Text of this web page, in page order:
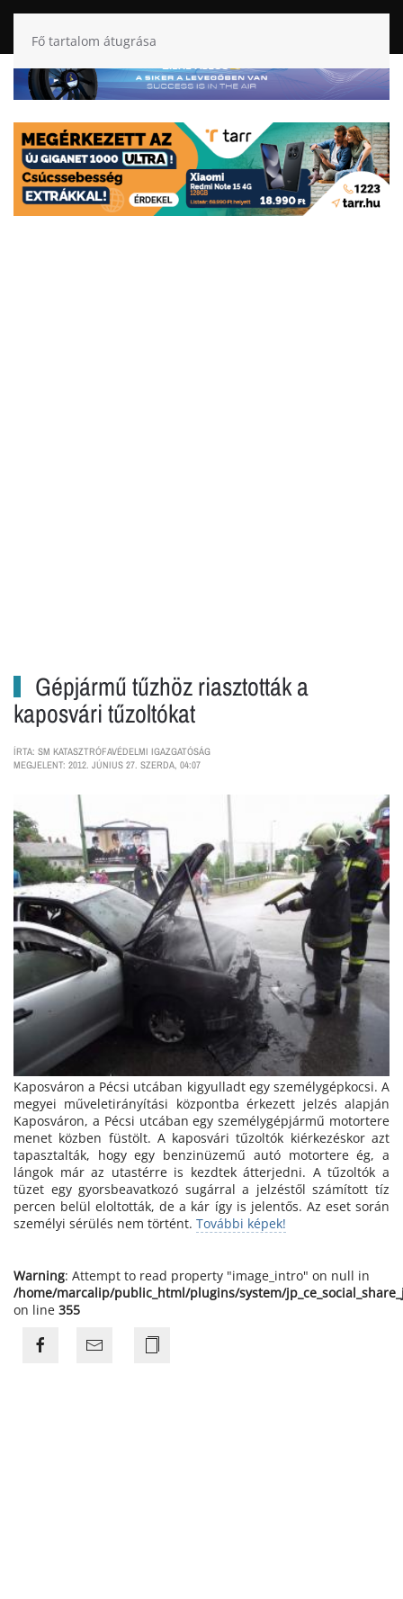
Fő tartalom átugrása
Gépjármű tűzhöz riasztották a
kaposvári tűzoltókat
ÍRTA: SM KATASZTRÓFAVÉDELMI IGAZGATÓSÁG
MEGJELENT: 2012. JÚNIUS 27. SZERDA, 04:07
Kaposváron a Pécsi utcában kigyulladt egy személygépkocsi. A
megyei műveletirányítási központba érkezett jelzés alapján
Kaposváron, a Pécsi utcában egy személygépjármű motortere
menet közben füstölt. A kaposvári tűzoltók kiérkezéskor azt
tapasztalták, hogy egy benzinüzemű autó motortere ég, a
lángok már az utastérre is kezdtek átterjedni. A tűzoltók a
tüzet egy gyorsbeavatkozó sugárral a jelzéstől számított tíz
percen belül eloltották, de a kár így is jelentős. Az eset során
személyi sérülés nem történt. További képek!
Warning: Attempt to read property "image_intro" on null in
/home/marcalip/public_html/plugins/system/
on line 355